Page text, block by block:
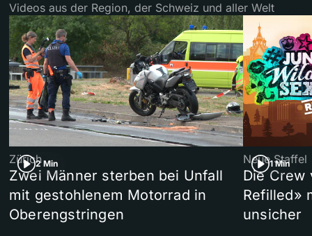
Videos aus der Region, der Schweiz und aller Welt
2 Min
Zürich
Zwei Männer sterben bei Unfall
mit gestohlenem Motorrad in
Oberengstringen
1 Min
Neue Staffel
Die Crew
Refilled»
unsicher